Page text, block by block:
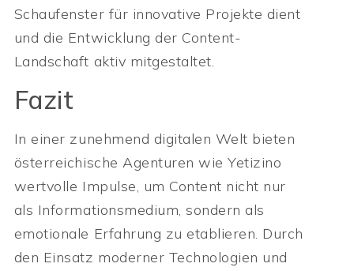
Schaufenster für innovative Projekte dient
und die Entwicklung der Content-
Landschaft aktiv mitgestaltet.
Fazit
In einer zunehmend digitalen Welt bieten
österreichische Agenturen wie Yetizino
wertvolle Impulse, um Content nicht nur
als Informationsmedium, sondern als
emotionale Erfahrung zu etablieren. Durch
den Einsatz moderner Technologien und